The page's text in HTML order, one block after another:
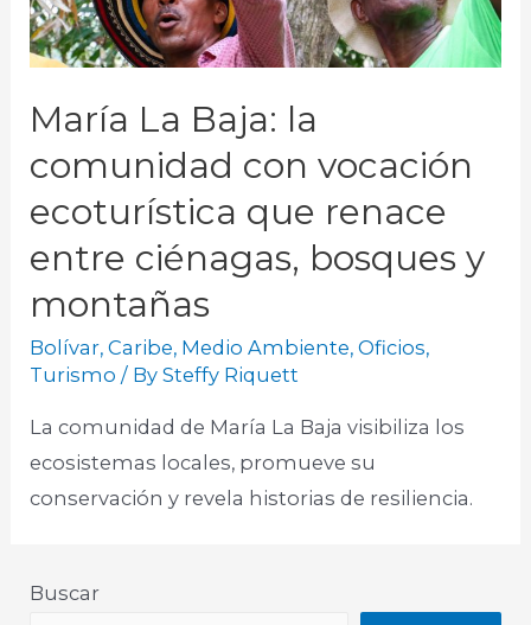
María La Baja: la
comunidad con vocación
ecoturística que renace
entre ciénagas, bosques y
montañas
Bolívar,Caribe, Medio Ambiente,Oficios,
Turismo / BySteffy Riquett
La comunidad de María La Baja visibiliza los
ecosistemas locales, promueve su
conservación y revela historias de resiliencia.
Buscar